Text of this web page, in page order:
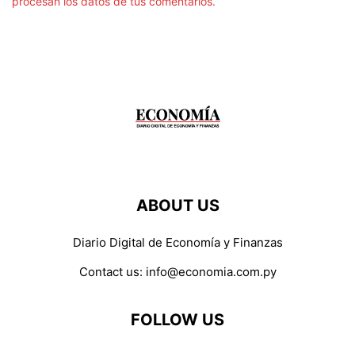
ABOUT US
Diario Digital de Economía y Finanzas
Contact us: info@economia.com.py
FOLLOW US